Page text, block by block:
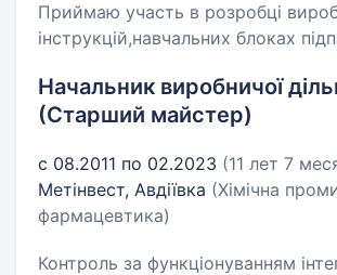
Приймаю участь в розробці
інструкцій,навчальних блоках
Начальник виробничої
(Старший майстер)
с 08.2011 по 02.2023 (11 лет 7
Метінвест, Авдіївка (Хімічна
фармацевтика)
Контроль за функціонуванням